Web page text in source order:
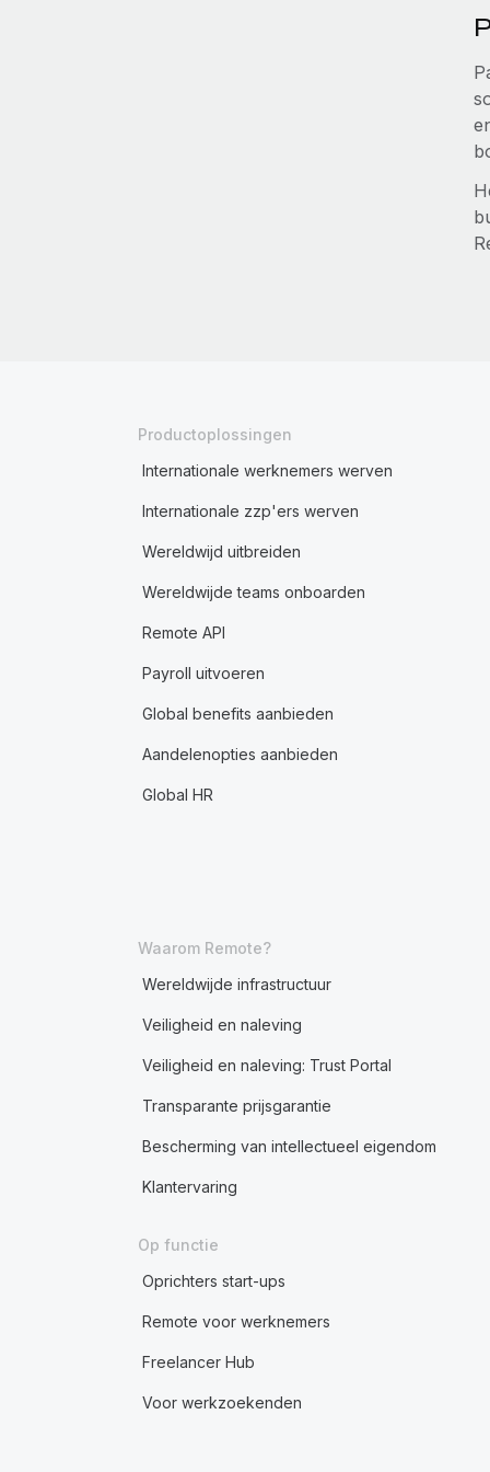
Productoplossingen
Internationale werknemers werven
Internationale zzp'ers werven
Wereldwijd uitbreiden
Wereldwijde teams onboarden
Remote API
Payroll uitvoeren
Global benefits aanbieden
Aandelenopties aanbieden
Global HR
Waarom Remote?
Wereldwijde infrastructuur
Veiligheid en naleving
Veiligheid en naleving: Trust Portal
Transparante prijsgarantie
Bescherming van intellectueel eigendom
Klantervaring
Op functie
Oprichters start-ups
Remote voor werknemers
Freelancer Hub
Voor werkzoekenden